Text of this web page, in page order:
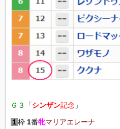
Ｇ３ 「シンザン記念 」
１枠 1番牝マリアエレーナ